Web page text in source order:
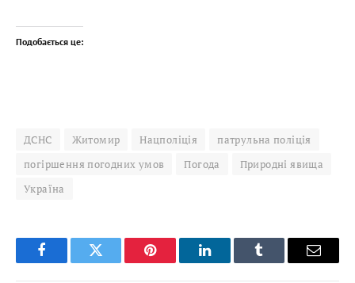
Подобається це:
ДСНС Житомир Нацполіція
патрульна поліція
погіршення погодних умов
Погода
Природні явища
Україна
FacebookTwitter Pinterest LinkedInTumblr Email